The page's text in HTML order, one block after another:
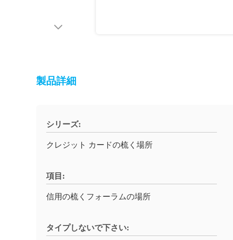
製品詳細
シリーズ:
クレジット カードの梳く場所
項目:
信用の梳くフォーラムの場所
タイプしないで下さい: